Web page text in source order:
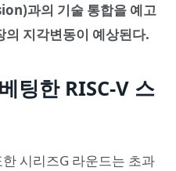
과의 기술 통합을 예고
의 지각변동이 예상된다.
팅한 RISC-V 스
시리즈G 라운드는 초과